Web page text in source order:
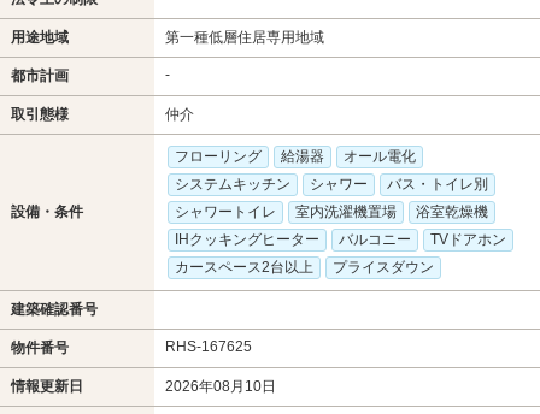
用途地域 第一種低層住居専用地域
都市計画 -
取引態様 仲介
設備・条件
フローリング 給湯器
オール電化
システムキッチン
シャワー
バス・トイレ別
シャワートイレ
室内洗濯機置場
浴室乾燥機
IHクッキングヒーター
バルコニー
TVドアホン
カースペース2台以上
プライスダウン
建築確認番号
物件番号 RHS-167625
情報更新日 2026年08月10日